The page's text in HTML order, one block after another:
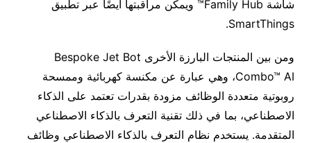
شاشة Family Hub™ ويمكن مراقبتها أيضًا عبر تطبيق
SmartThings.
ومن بين المنتجات البارزة الأخرى Bespoke Jet Bot
Combo™ AI، وهي عبارة عن مكنسة كهربائية وممسحة
روبوتية متعددة الوظائف مزودة بقدرات تعتمد على الذكاء
الاصطناعي، بما في ذلك تقنية التعرف بالذكاء الاصطناعي
المتقدمة. يستخدم نظام التعرف بالذكاء الاصطناعي وظائف